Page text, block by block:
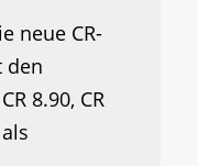
neue CR-
den
8.90, CR